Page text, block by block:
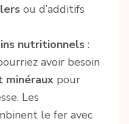
ou d’additifs
nutritionnels :
avoir besoin
minéraux pour
Les
le fer avec